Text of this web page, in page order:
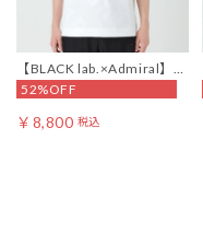
【BLACK lab.×Admiral】ビ
ッグエンボスロゴTシャツ
52%OFF
￥8,800 税込